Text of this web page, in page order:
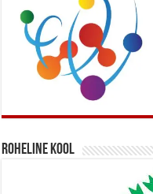
Roheline kool